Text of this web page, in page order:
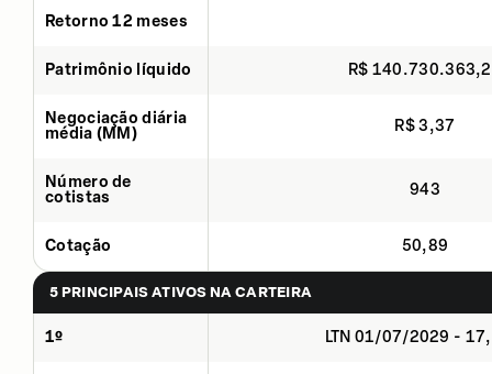
Retorno 12 meses
Patrimônio líquido R$
Negociação diária
média (MM)
R$ 3,37
Número de
cotistas
943
Cotação 50,89
5 PRINCIPAIS ATIVOS NA CARTEIRA
1º LTN 01/07/2029 -